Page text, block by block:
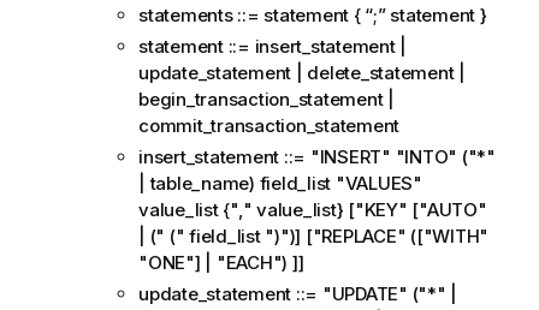
t
i
o
n
s
statements ::= statement { “;” statement }
statement ::= insert_statement |
update_statement | delete_statement |
begin_transaction_statement |
commit_transaction_statement
insert_statement ::= "INSERT" "INTO" ("*"
| table_name) field_list "VALUES"
value_list {"," value_list} ["KEY" ["AUTO"
| (" (" field_list ")")] ["REPLACE" (["WITH"
"ONE"] | "EACH") ]]
update_statement ::= "UPDATE" ("*" |